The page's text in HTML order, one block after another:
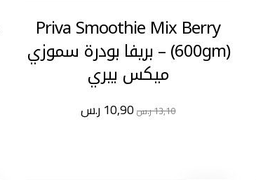
Priva Smoothie Mix Berry
(600gm) – بريفا بودرة سموزي
ميكس بيري
13,10ر.س 10,90ر.س